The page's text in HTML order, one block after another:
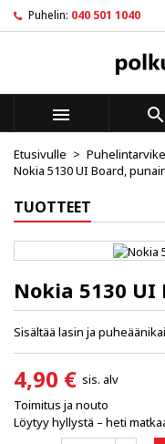
Puhelin: 040 501 1040
 
Etusivulle
Nokia 5130 UI Board,
TUOTTEET
Nokia 5130
Sisältää lasin ja
4,90 € sis. alv
Toimitus ja nouto
Löytyy hyllystä – heti
My wishlists
Create new list
Luo
Toivelistan nimi
Kirjaudu
Sinun pitää olla
toivelistalle.